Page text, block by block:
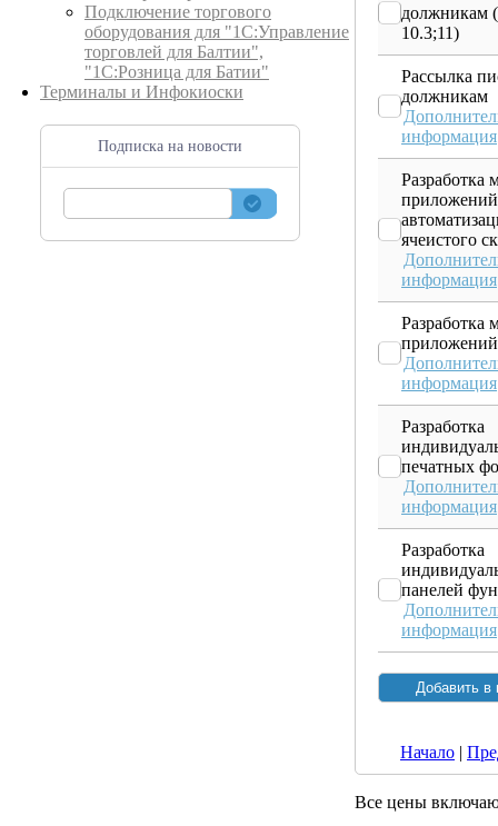
Подключение торгового
оборудования для "1С:Управление
торговлей для Балтии",
"1С:Розница для Батии"
Терминалы и Инфокиоски
Подписка на новости
должникам
10.3;11)
Рассылка
должникам
информация
Разработка
ячеистого
информация
Разработка
приложений
информация
Разработка
печатных
информация
Разработка
панелей
информация
Начало |
Все цены